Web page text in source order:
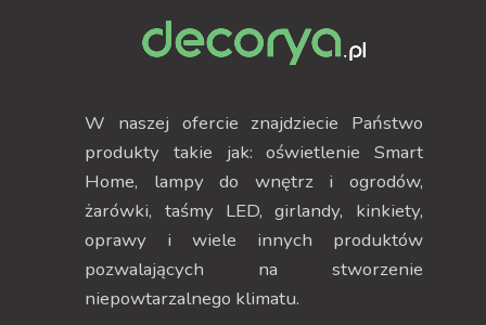
W naszej ofercie znajdziecie Państwo
produkty takie jak: oświetlenie Smart
Home, lampy do wnętrz i ogrodów,
żarówki, taśmy LED, girlandy, kinkiety,
oprawy i wiele innych produktów
pozwalających na stworzenie
niepowtarzalnego klimatu.